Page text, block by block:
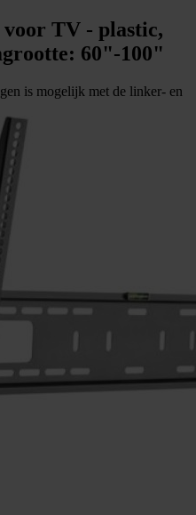
TV - plastic,
60"-100"
is mogelijk met de linker- en